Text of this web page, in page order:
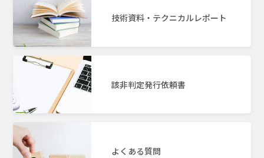
技術資料・テクニカルレポート
該非判定発行依頼書
よくある質問